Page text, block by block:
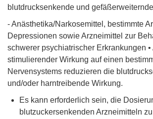
blutdrucksenkende und
- Anästhetika/Narkosemittel, bestimmte
Depressionen sowie Arzneimittel zur
schwerer psychiatrischer Erkrankungen
stimulierender Wirkung auf einen
Nervensystems reduzieren die
und/oder harntreibende Wirkung.
Es kann erforderlich sein, die
blutzuckersenkenden Arzneimitteln